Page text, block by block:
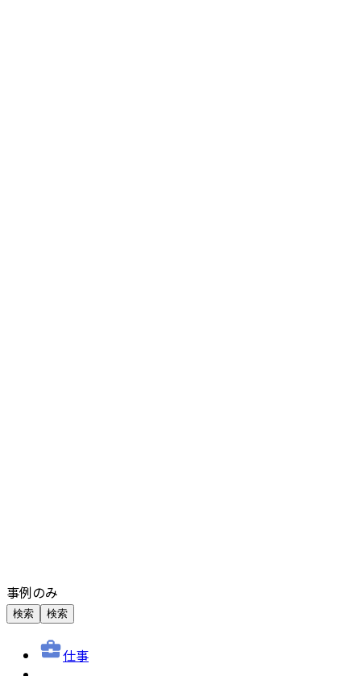
事例のみ
検索 検索
仕事